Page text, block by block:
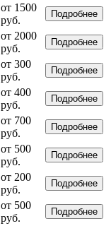
от 1500
руб.
Подробнее
от 2000
руб.
Подробнее
от 300
руб.
Подробнее
от 400
руб.
Подробнее
от 700
руб.
Подробнее
от 500
руб.
Подробнее
от 200
руб.
Подробнее
от 500
руб.
Подробнее